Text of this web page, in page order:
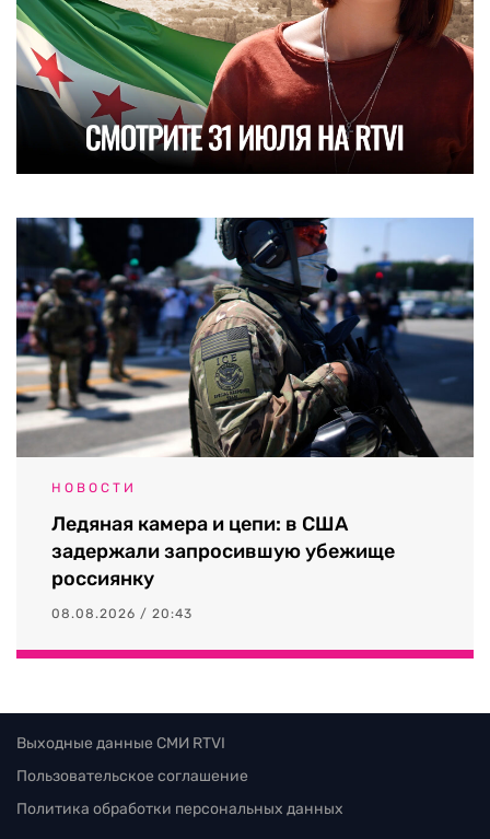
НОВОСТИ
Ледяная камера и цепи: в США
задержали запросившую убежище
россиянку
08.08.2026 / 20:43
Выходные данные СМИ RTVI
Пользовательское соглашение
Политика обработки персональных данных